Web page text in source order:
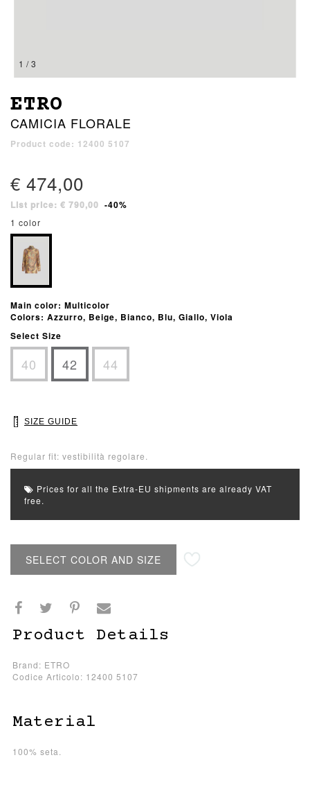
1 / 3
ETRO
CAMICIA FLORALE
Product code: 12400 5107
€ 474,00
List price: € 790,00 -40%
1 color
Main color: Multicolor
Colors: Azzurro, Beige, Bianco, Blu, Giallo, Viola
Select Size
40 42 44
SIZE GUIDE
Regular fit: vestibilità regolare.
Prices for all the Extra-EU shipments are already VAT
free.
SELECT COLOR AND SIZE
Product Details
Brand: ETRO
Codice Articolo: 12400 5107
Material
100% seta.